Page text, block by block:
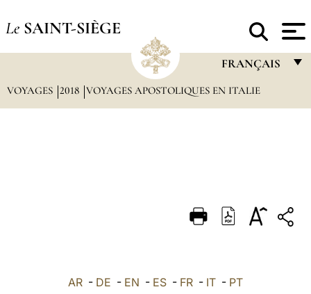
Le SAINT-SIÈGE
FRANÇAIS
FRANÇAIS
DEUTSCH
العربيّة
VOYAGES 2018 VOYAGES APOSTOLIQUES EN ITALIE
AR - DE - EN - ES - FR - IT - PT